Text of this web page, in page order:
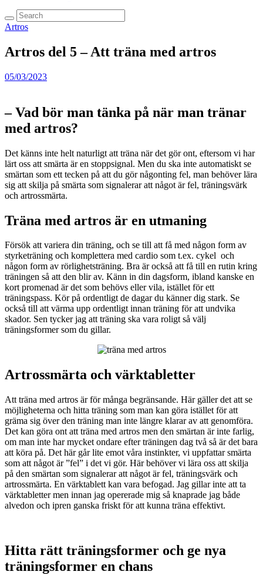
Artros
Artros del 5 – Att träna med artros
05/03/2023
– Vad bör man tänka på när man tränar
med artros?
Det känns inte helt naturligt att träna när det gör ont, eftersom vi har
lärt oss att smärta är en stoppsignal. Men du ska inte automatiskt se
smärtan som ett tecken på att du gör någonting fel, man behöver lära
sig att skilja på smärta som signalerar att något är fel, träningsvärk
och artrossmärta.
Träna med artros är en utmaning
Försök att variera din träning, och se till att få med någon form av
styrketräning och komplettera med cardio som t.ex. cykel och
någon form av rörlighetsträning. Bra är också att få till en rutin kring
träningen så att den blir av. Känn in din dagsform, ibland kanske en
kort promenad är det som behövs eller vila, istället för ett
träningspass. Kör på ordentligt de dagar du känner dig stark. Se
också till att värma upp ordentligt innan träning för att undvika
skador. Sen tycker jag att träning ska vara roligt så välj
träningsformer som du gillar.
Artrossmärta och värktabletter
Att träna med artros är för många begränsande. Här gäller det att se
möjligheterna och hitta träning som man kan göra istället för att
gräma sig över den träning man inte längre klarar av att genomföra.
Det kan göra ont att träna med artros men den smärtan är inte farlig,
om man inte har mycket ondare efter träningen dag två så är det bara
att köra på. Det här går lite emot våra instinkter, vi uppfattar smärta
som att något är ”fel” i det vi gör. Här behöver vi lära oss att skilja
på den smärtan som signalerar att något är fel, träningsvärk och
artrossmärta. En värktablett kan vara befogad. Jag gillar inte att ta
värktabletter men innan jag opererade mig så knaprade jag både
alvedon och ipren ganska friskt för att kunna träna effektivt.
Hitta rätt träningsformer och ge nya
träningsformer en chans